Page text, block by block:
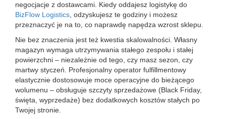
negocjacje z dostawcami. Kiedy oddajesz logistykę do
BizFlow Logistics , odzyskujesz te godziny i możesz
przeznaczyć je na to, co naprawdę napędza wzrost sklepu.
Nie bez znaczenia jest też kwestia skalowalności. Własny
magazyn wymaga utrzymywania stałego zespołu i stałej
powierzchni – niezależnie od tego, czy masz sezon, czy
martwy styczeń. Profesjonalny operator fulfillmentowy
elastycznie dostosowuje moce operacyjne do bieżącego
wolumenu – obsługuje szczyty sprzedażowe (Black Friday,
święta, wyprzedaże) bez dodatkowych kosztów stałych po
Twojej stronie.